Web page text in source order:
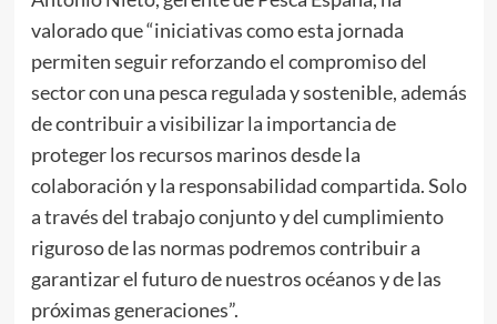
valorado que “iniciativas como esta jornada
permiten seguir reforzando el compromiso del
sector con una pesca regulada y sostenible, además
de contribuir a visibilizar la importancia de
proteger los recursos marinos desde la
colaboración y la responsabilidad compartida. Solo
a través del trabajo conjunto y del cumplimiento
riguroso de las normas podremos contribuir a
garantizar el futuro de nuestros océanos y de las
próximas generaciones”.